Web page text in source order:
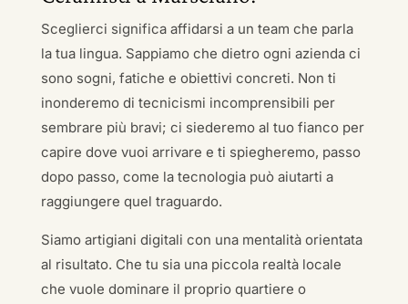
Sceglierci significa affidarsi a un team che parla
la tua lingua. Sappiamo che dietro ogni azienda ci
sono sogni, fatiche e obiettivi concreti. Non ti
inonderemo di tecnicismi incomprensibili per
sembrare più bravi; ci siederemo al tuo fianco per
capire dove vuoi arrivare e ti spiegheremo, passo
dopo passo, come la tecnologia può aiutarti a
raggiungere quel traguardo.
Siamo artigiani digitali con una mentalità orientata
al risultato. Che tu sia una piccola realtà locale
che vuole dominare il proprio quartiere o